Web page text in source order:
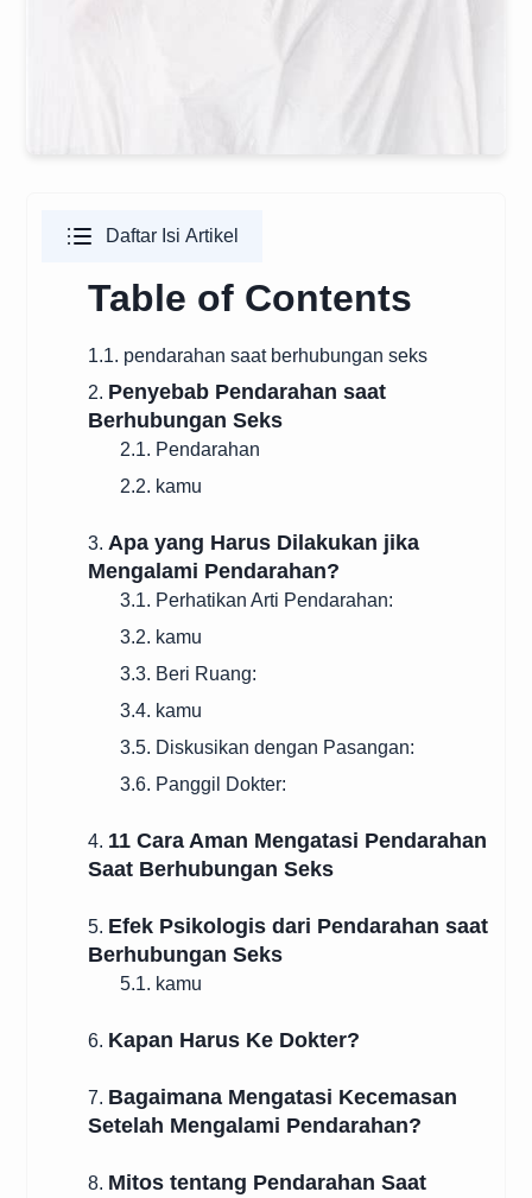
Daftar Isi Artikel
Table of Contents
1.1. pendarahan saat berhubungan seks
2. Penyebab Pendarahan saat
Berhubungan Seks
2.1. Pendarahan
2.2. kamu
3. Apa yang Harus Dilakukan jika
Mengalami Pendarahan?
3.1. Perhatikan Arti Pendarahan:
3.2. kamu
3.3. Beri Ruang:
3.4. kamu
3.5. Diskusikan dengan Pasangan:
3.6. Panggil Dokter:
4. 11 Cara Aman Mengatasi Pendarahan
Saat Berhubungan Seks
5. Efek Psikologis dari Pendarahan saat
Berhubungan Seks
5.1. kamu
6. Kapan Harus Ke Dokter?
7. Bagaimana Mengatasi Kecemasan
Setelah Mengalami Pendarahan?
8. Mitos tentang Pendarahan Saat